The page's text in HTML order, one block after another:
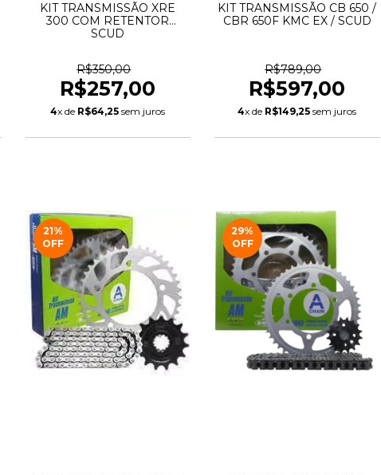
KIT TRANSMISSÃO XRE
300 COM RETENTOR
SCUD
R$350,00
R$257,00
4x de R$64,25 sem juros
KIT TRANSMISSÃO CB 650 /
CBR 650F KMC EX / SCUD
R$789,00
R$597,00
4x de R$149,25 sem juros
21%
OFF
29%
OFF